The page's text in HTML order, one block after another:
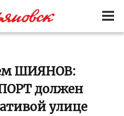
ШИЯНОВ:
должен
улице